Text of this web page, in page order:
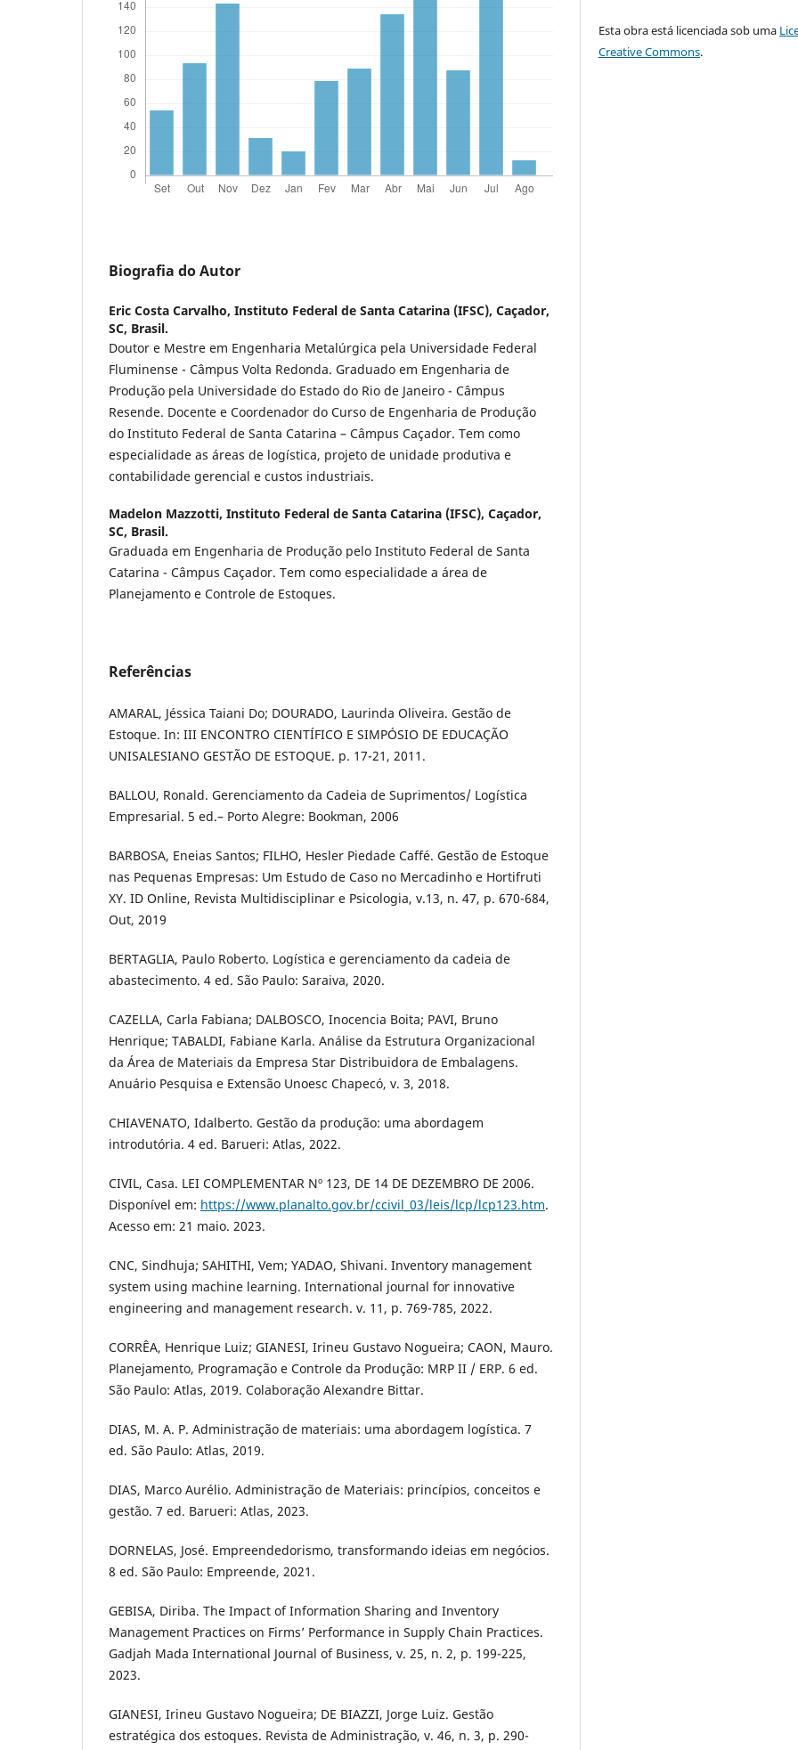
Biografia do Autor
Eric Costa Carvalho, Instituto Federal de Santa Catarina (IFSC), Caçador,
SC, Brasil.
Doutor e Mestre em Engenharia Metalúrgica pela Universidade Federal
Fluminense - Câmpus Volta Redonda. Graduado em Engenharia de
Produção pela Universidade do Estado do Rio de Janeiro - Câmpus
Resende. Docente e Coordenador do Curso de Engenharia de Produção
do Instituto Federal de Santa Catarina – Câmpus Caçador. Tem como
especialidade as áreas de logística, projeto de unidade produtiva e
contabilidade gerencial e custos industriais.
Madelon Mazzotti, Instituto Federal de Santa Catarina (IFSC), Caçador,
SC, Brasil.
Graduada em Engenharia de Produção pelo Instituto Federal de Santa
Catarina - Câmpus Caçador. Tem como especialidade a área de
Planejamento e Controle de Estoques.
Referências
AMARAL, Jéssica Taiani Do; DOURADO, Laurinda Oliveira. Gestão de
Estoque. In: III ENCONTRO CIENTÍFICO E SIMPÓSIO DE EDUCAÇÃO
UNISALESIANO GESTÃO DE ESTOQUE. p. 17-21, 2011.
BALLOU, Ronald. Gerenciamento da Cadeia de Suprimentos/ Logística
Empresarial. 5 ed.– Porto Alegre: Bookman, 2006
BARBOSA, Eneias Santos; FILHO, Hesler Piedade Caffé. Gestão de Estoque
nas Pequenas Empresas: Um Estudo de Caso no Mercadinho e Hortifruti
XY. ID Online, Revista Multidisciplinar e Psicologia, v.13, n. 47, p. 670-684,
Out, 2019
BERTAGLIA, Paulo Roberto. Logística e gerenciamento da cadeia de
abastecimento. 4 ed. São Paulo: Saraiva, 2020.
CAZELLA, Carla Fabiana; DALBOSCO, Inocencia Boita; PAVI, Bruno
Henrique; TABALDI, Fabiane Karla. Análise da Estrutura Organizacional
da Área de Materiais da Empresa Star Distribuidora de Embalagens.
Anuário Pesquisa e Extensão Unoesc Chapecó, v. 3, 2018.
CHIAVENATO, Idalberto. Gestão da produção: uma abordagem
introdutória. 4 ed. Barueri: Atlas, 2022.
CIVIL, Casa. LEI COMPLEMENTAR Nº 123, DE 14 DE DEZEMBRO DE 2006.
Disponível em: https://www.planalto.gov.br/ccivil_03/leis/lcp/lcp123.htm.
Acesso em: 21 maio. 2023.
CNC, Sindhuja; SAHITHI, Vem; YADAO, Shivani. Inventory management
system using machine learning. International journal for innovative
engineering and management research. v. 11, p. 769-785, 2022.
CORRÊA, Henrique Luiz; GIANESI, Irineu Gustavo Nogueira; CAON, Mauro.
Planejamento, Programação e Controle da Produção: MRP II / ERP. 6 ed.
São Paulo: Atlas, 2019. Colaboração Alexandre Bittar.
DIAS, M. A. P. Administração de materiais: uma abordagem logística. 7
ed. São Paulo: Atlas, 2019.
DIAS, Marco Aurélio. Administração de Materiais: princípios, conceitos e
gestão. 7 ed. Barueri: Atlas, 2023.
DORNELAS, José. Empreendedorismo, transformando ideias em negócios.
8 ed. São Paulo: Empreende, 2021.
GEBISA, Diriba. The Impact of Information Sharing and Inventory
Management Practices on Firms’ Performance in Supply Chain Practices.
Gadjah Mada International Journal of Business, v. 25, n. 2, p. 199-225,
2023.
GIANESI, Irineu Gustavo Nogueira; DE BIAZZI, Jorge Luiz. Gestão
estratégica dos estoques. Revista de Administração, v. 46, n. 3, p. 290-
Esta obra está licenciada sob uma
Creative Commons.